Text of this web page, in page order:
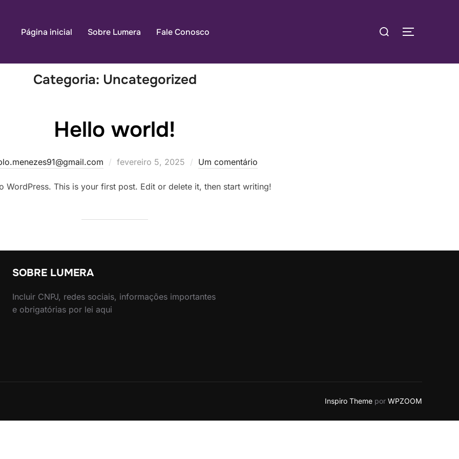
Página inicial Sobre Lumera Fale Conosco
Pesquisar
Categoria: Uncategorized
Hello world!
Postado
fevereiro 5, 2025 Um comentário
WordPress. This is your first post. Edit or delete it, then start writing!
SOBRE LUMERA
Incluir CNPJ, redes sociais, informações importantes
e obrigatórias por lei aqui
Inspiro Theme por WPZOOM